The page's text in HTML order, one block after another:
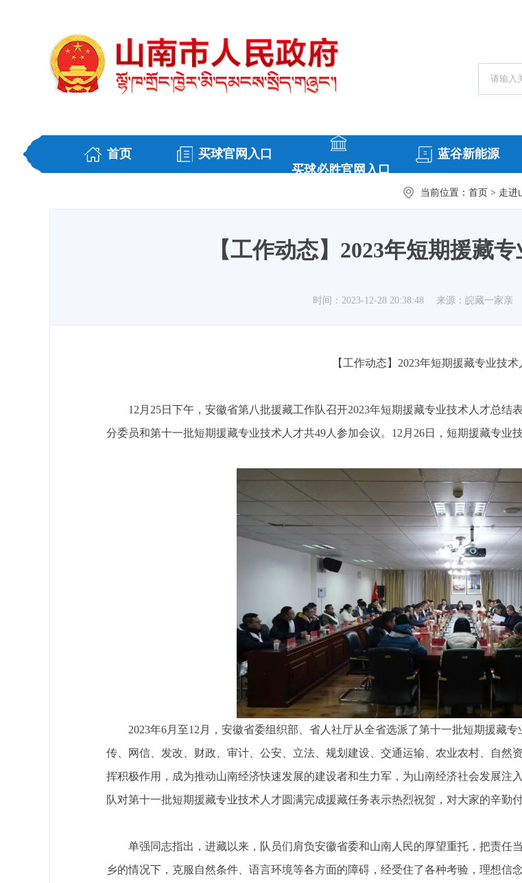
首页
买球官网入口
买球必胜官网入口
蓝谷新能源
当前位置： 首页 > 走进
【工作动态】2023年短期援藏
时间：2023-12-28 20:38:48 来源：皖藏一家亲
【工作动态】2023年短期援藏专业技
12月25日下午，安徽省第八批援藏工作队召开2023年短期援藏专业技术人才总
分委员和第十一批短期援藏专业技术人才共49人参加会议。12月26日，短期援藏专业
2023年6月至12月，安徽省委组织部、省人社厅从全省选派了第十一批短期援藏
传、网信、发改、财政、审计、公安、立法、规划建设、交通运输、农业农村、自然
挥积极作用，成为推动山南经济快速发展的建设者和生力军，为山南经济社会发展注
队对第十一批短期援藏专业技术人才圆满完成援藏任务表示热烈祝贺，对大家的辛勤
单强同志指出，进藏以来，队员们肩负安徽省委和山南人民的厚望重托，把责任
乡的情况下，克服自然条件、语言环境等各方面的障碍，经受住了各种考验，理想信